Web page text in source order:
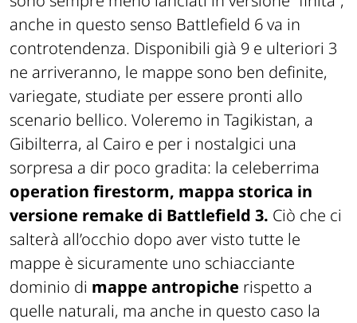
anche in questo senso Battlefield 6 va in
controtendenza. Disponibili già 9 e ulteriori 3
ne arriveranno, le mappe sono ben definite,
variegate, studiate per essere pronti allo
scenario bellico. Voleremo in Tagikistan, a
Gibilterra, al Cairo e per i nostalgici una
sorpresa a dir poco gradita: la celeberrima
operation firestorm, mappa storica in
versione remake di Battlefield 3. Ciò che ci
salterà all’occhio dopo aver visto tutte le
mappe è sicuramente uno schiacciante
dominio di mappe antropiche rispetto a
quelle naturali, ma anche in questo caso la